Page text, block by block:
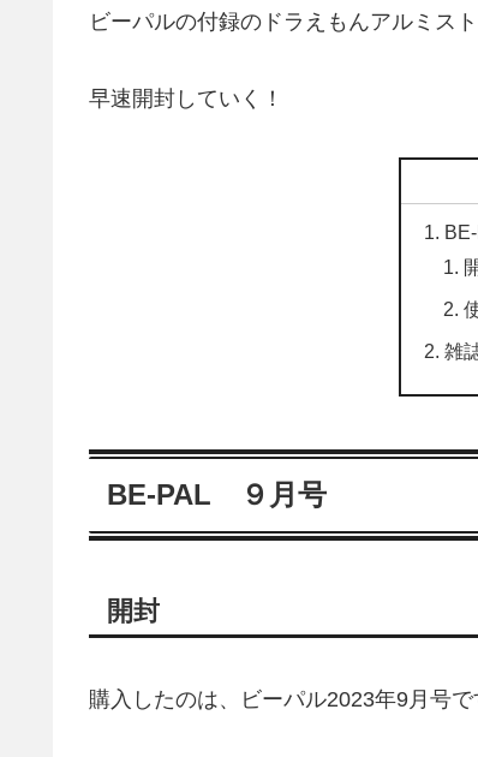
ビーパルの付録のドラえもんアルミス
早速開封していく！
雑
BE-PAL ９月号
開封
購入したのは、ビーパル2023年9月号で